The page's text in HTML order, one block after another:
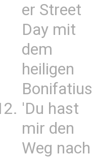
er Street
Day mit
dem
heiligen
Bonifatius
'Du hast
mir den
Weg nach